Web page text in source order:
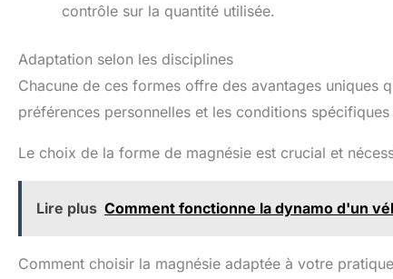
contrôle sur la quantité utilisée.
Adaptation selon les disciplines
Chacune de ces formes offre des avantages uniques
préférences personnelles et les conditions
Le choix de la forme de magnésie est crucial et
Lire plus Comment fonctionne la dynamo d'un
Comment choisir la magnésie adaptée à votre